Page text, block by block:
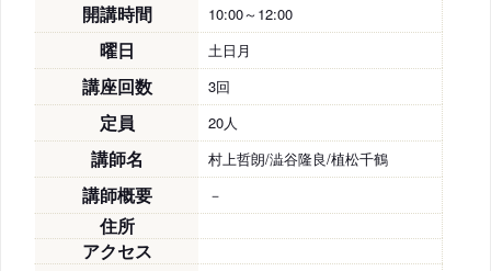
開講時間 10:00～12:00
曜日 土日月
講座回数 3回
定員 20人
講師名 村上哲朗/澁谷隆良/植松千鶴
講師概要 －
住所
アクセス